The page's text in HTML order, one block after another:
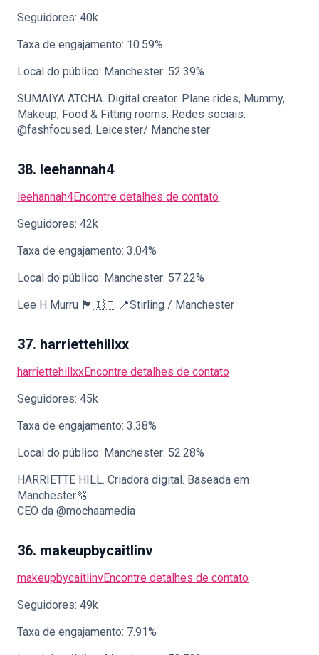
Seguidores: 40k
Taxa de engajamento: 10.59%
Local do público: Manchester: 52.39%
SUMAIYA ATCHA. Digital creator. Plane rides, Mummy,
Makeup, Food & Fitting rooms. Redes sociais:
@fashfocused. Leicester/ Manchester
38. leehannah4
leehannah4Encontre detalhes de contato
Seguidores: 42k
Taxa de engajamento: 3.04%
Local do público: Manchester: 57.22%
Lee H Murru 🏴󠁧󠁢󠁳󠁣󠁴󠁿🇮🇹 📍Stirling / Manchester
37. harriettehillxx
harriettehillxxEncontre detalhes de contato
Seguidores: 45k
Taxa de engajamento: 3.38%
Local do público: Manchester: 52.28%
HARRIETTE HILL. Criadora digital. Baseada em
Manchester🫧
CEO da @mochaamedia
36. makeupbycaitlinv
makeupbycaitlinvEncontre detalhes de contato
Seguidores: 49k
Taxa de engajamento: 7.91%